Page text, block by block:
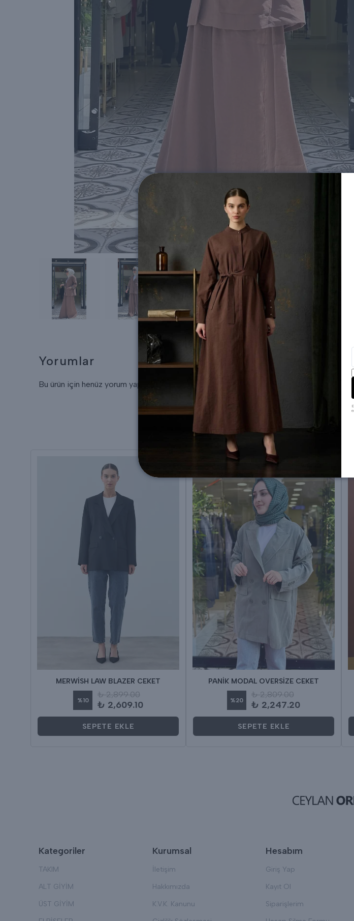
Yorumlar
Bu ürün için henüz yorum yapılmamış.
MERWİSH LAW BLAZER CEKET
%10
₺ 2,899.00
₺ 2,609.10
SEPETE EKLE
PANİK MODAL OVERSİZE CEKET
%20
₺ 2,809.00
₺ 2,247.20
SEPETE EKLE
Kategoriler
TAKIM
ALT GİYİM
ÜST GİYİM
Kurumsal
İletişim
Hakkımızda
K.V.K. Kanunu
Hesabım
Giriş Yap
Kayıt Ol
Siparişlerim